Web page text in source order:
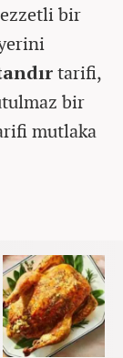
bir
tarifi,
bir
mutlaka